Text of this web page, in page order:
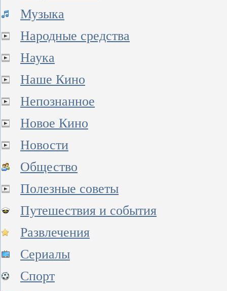
Музыка
Народные средства
Наука
Наше Кино
Непознанное
Новое Кино
Новости
Общество
Полезные советы
Путешествия и события
Развлечения
Сериалы
Спорт